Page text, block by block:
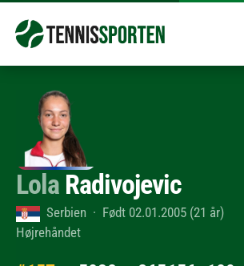
Lola Radivojevic
Serbien · Født 02.01.2005 (21 år)
Højrehåndet